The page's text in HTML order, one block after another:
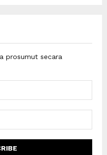
prosumut secara